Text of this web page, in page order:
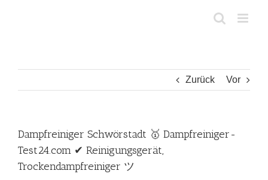
Zurück Vor
Dampfreiniger Schwörstadt 🥇 Dampfreiniger-
Test24.com ✔ Reinigungsgerät,
Trockendampfreiniger ツ